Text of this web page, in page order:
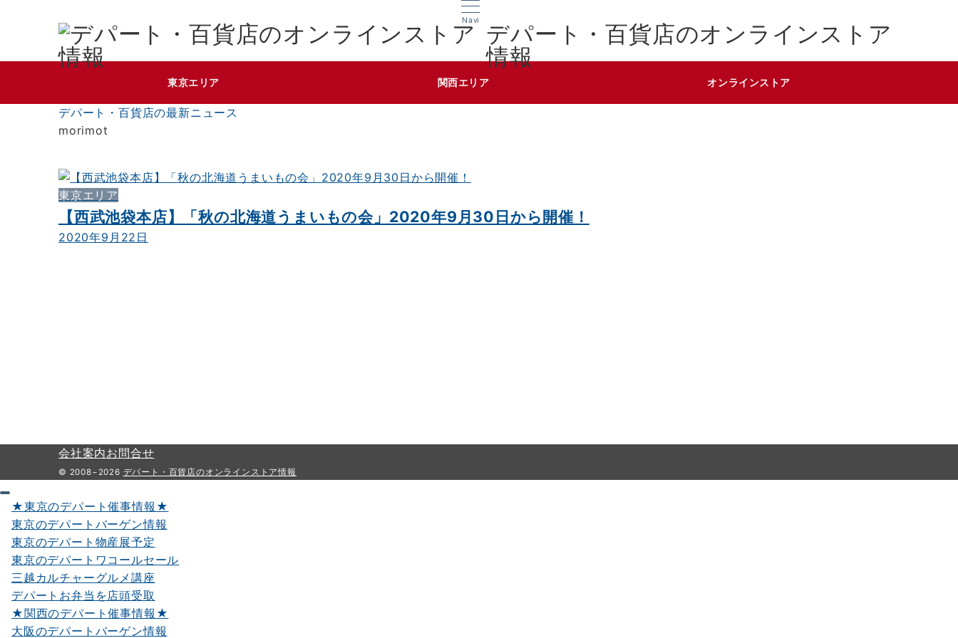
Navi
デパート・百貨店のオンラインストア
情報
東京エリア 関西エリア オンラインストア
デパート・百貨店の最新ニュース
morimot
東京エリア
【西武池袋本店】「秋の北海道うまいもの会」2020年9月30日から開催！
2020年9月22日
会社案内お問合せ
© 2008−2026 デパート・百貨店のオンラインストア情報
★東京のデパート催事情報★
東京のデパートバーゲン情報
東京のデパート物産展予定
東京のデパートワコールセール
三越カルチャーグルメ講座
デパートお弁当を店頭受取
★関西のデパート催事情報★
大阪のデパートバーゲン情報